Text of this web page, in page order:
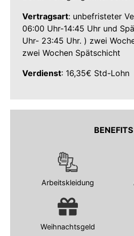
Vertragsart: unbefristeter
06:00 Uhr-14:45 Uhr und
Uhr- 23:45 Uhr. ) zwei
zwei Wochen Spätschicht
Verdienst: 16,35€ Std-Lohn
BENEFITS
Arbeitskleidung
Weihnachtsgeld